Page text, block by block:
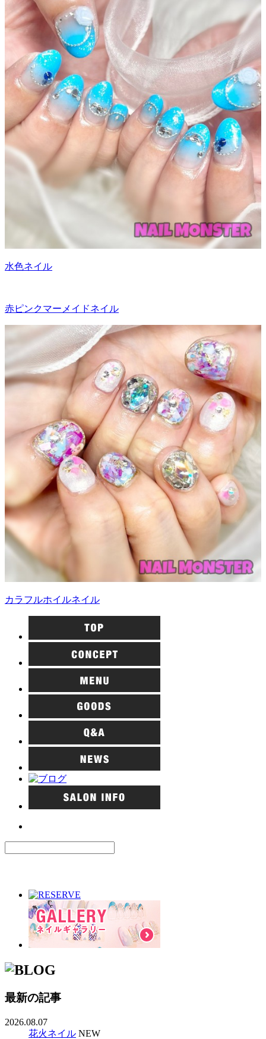
水色ネイル
赤ピンクマーメイドネイル
カラフルホイルネイル
最新の記事
2026.08.07
花火ネイル NEW